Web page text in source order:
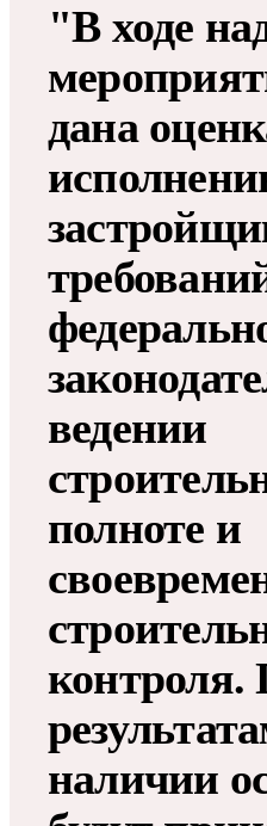
"В ходе
дана
ведении
полноте и
контроля.
наличии